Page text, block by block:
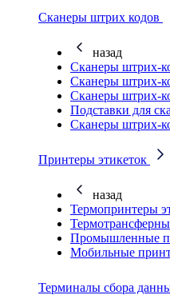
Сканеры штрих кодов
назад
Сканеры штрих-
Сканеры штрих-
Cканеры штрих-
Подставки для
Сканеры штрих-
Принтеры этикеток
назад
Термопринтеры
Промышленные
Мобильные
Терминалы сбора